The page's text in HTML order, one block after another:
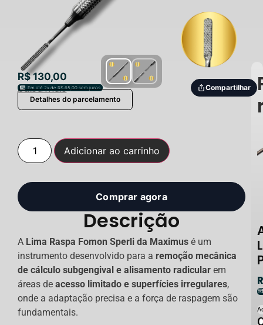
Saiba mais Compartilhar
R$130,00
Em até 2x deR$65,00sem juros
Detalhes do parcelamento
Adicionar ao carrinho
Comprar agora
Descrição
A Lima Raspa Fomon Sperli da Maximus é um
instrumento desenvolvido para a remoção mecânica
de cálculo subgengival e alisamento radicular em
áreas de acesso limitado e superfícies irregulares,
onde a adaptação precisa e a força de raspagem são
fundamentais.